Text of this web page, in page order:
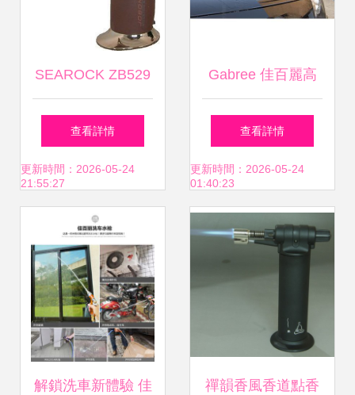
SEAROCK ZB529
噴槍 戶外點火的全
能助手
查看詳情
更新時間：2026-05-24
21:55:27
Gabree 佳百麗高
壓便攜洗車水槍套
裝 家用洗車新選
擇，專業清潔輕松
查看詳情
更新時間：2026-05-24
01:40:23
解鎖洗車新體驗 佳 禪韻香風香道點香